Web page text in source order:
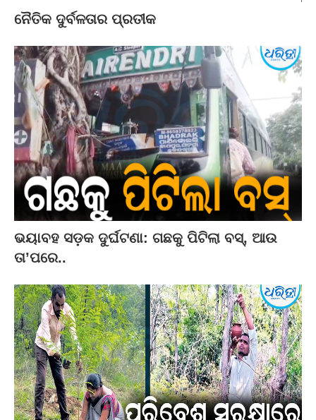
ନୈତିକ ଦୁର୍ବଳତାର ପ୍ରତୀକ
ଭୟାବହ ସଡ଼କ ଦୁର୍ଘଟଣା: ଗଛକୁ ପିଟିଲା ବସ୍‌, ଆଉ
ତା’ପରେ..